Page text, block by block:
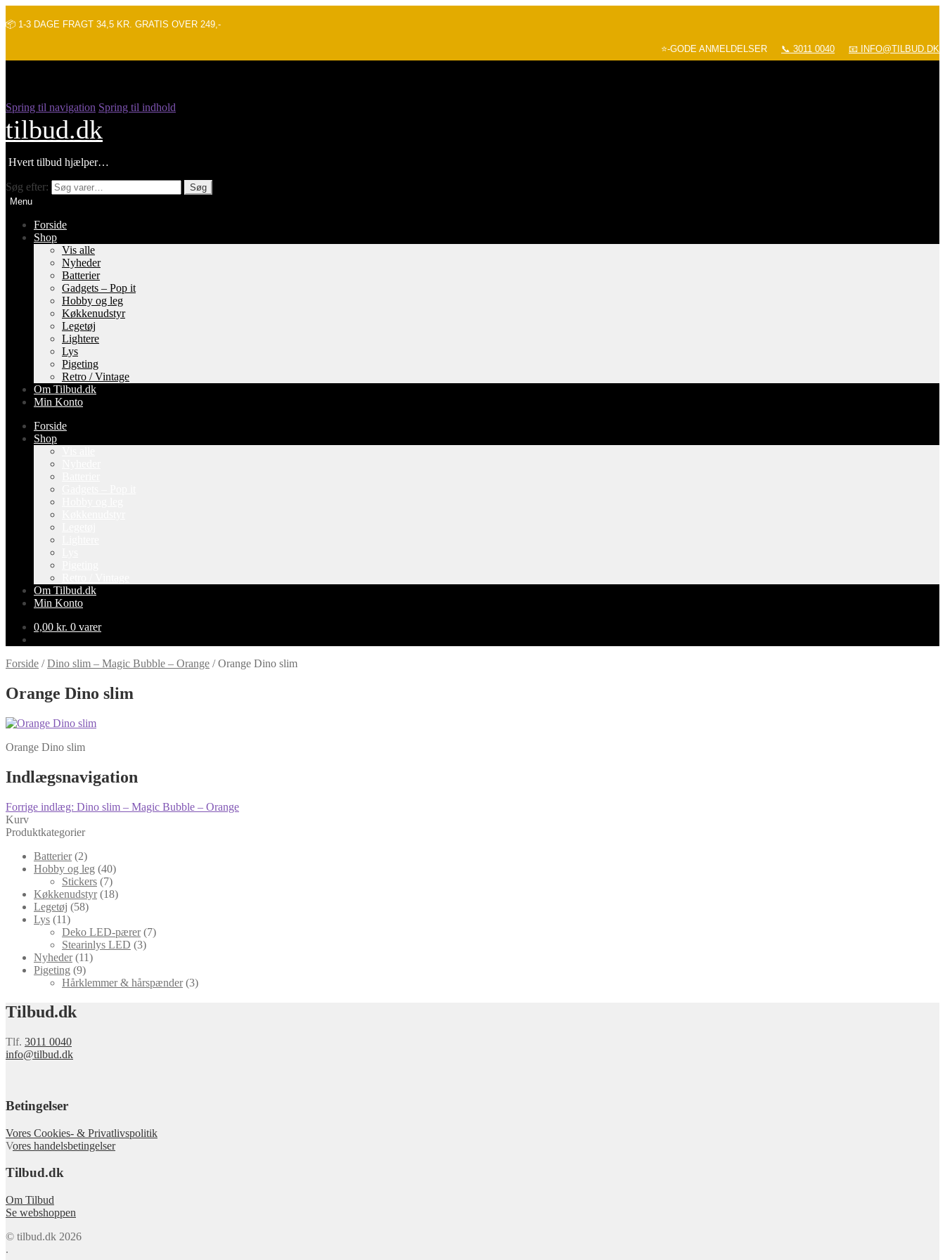
📦 1-3 DAGE FRAGT 34,5 KR. GRATIS OVER 249,-
⭐-GODE ANMELDELSER 📞 3011 0040 📧 INFO@TILBUD.DK
Spring til navigation Spring til indhold
tilbud.dk
Hvert tilbud hjælper…
Søg efter:
Søg
Menu
Forside
Shop
Vis alle
Nyheder
Batterier
Gadgets – Pop it
Hobby og leg
Køkkenudstyr
Legetøj
Lightere
Lys
Pigeting
Retro / Vintage
Om Tilbud.dk
Min Konto
Forside
Shop
Om Tilbud.dk
Min Konto
0,00 kr. 0 varer
Forside /Dino slim – Magic Bubble – Orange /Orange Dino slim
Orange Dino slim
Orange Dino slim
Indlægsnavigation
Forrige indlæg: Dino slim – Magic Bubble – Orange
Kurv
Produktkategorier
Batterier (2)
Hobby og leg (40)
Stickers (7)
Køkkenudstyr (18)
Legetøj (58)
Lys (11)
Deko LED-pærer (7)
Stearinlys LED (3)
Nyheder (11)
Pigeting (9)
Hårklemmer & hårspænder (3)
Tilbud.dk
Tlf. 3011 0040
info@tilbud.dk
Betingelser
Vores Cookies- & Privatlivspolitik
Vores handelsbetingelser
Tilbud.dk
Om Tilbud
Se webshoppen
© tilbud.dk 2026
.